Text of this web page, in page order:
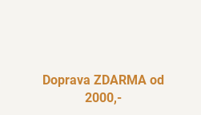
Doprava ZDARMA od
2000,-